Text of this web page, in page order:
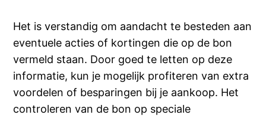
Het is verstandig om aandacht te besteden aan
eventuele acties of kortingen die op de bon
vermeld staan. Door goed te letten op deze
informatie, kun je mogelijk profiteren van extra
voordelen of besparingen bij je aankoop. Het
controleren van de bon op speciale